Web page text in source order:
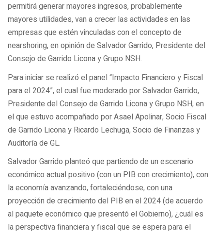
permitirá generar mayores ingresos, probablemente
mayores utilidades, van a crecer las actividades en las
empresas que estén vinculadas con el concepto de
nearshoring, en opinión de Salvador Garrido, Presidente del
Consejo de Garrido Licona y Grupo NSH.
Para iniciar se realizó el panel “Impacto Financiero y Fiscal
para el 2024”, el cual fue moderado por Salvador Garrido,
Presidente del Consejo de Garrido Licona y Grupo NSH, en
el que estuvo acompañado por Asael Apolinar, Socio Fiscal
de Garrido Licona y Ricardo Lechuga, Socio de Finanzas y
Auditoría de GL.
Salvador Garrido planteó que partiendo de un escenario
económico actual positivo (con un PIB con crecimiento), con
la economía avanzando, fortaleciéndose, con una
proyección de crecimiento del PIB en el 2024 (de acuerdo
al paquete económico que presentó el Gobierno), ¿cuál es
la perspectiva financiera y fiscal que se espera para el